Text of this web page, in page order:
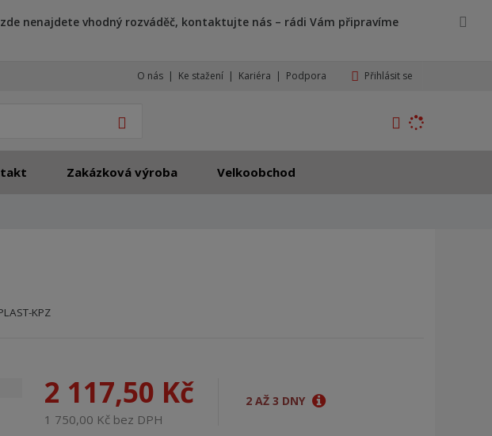
nenajdete vhodný rozváděč, kontaktujte nás – rádi Vám připravíme
O nás Ke stažení Kariéra Podpora Přihlásit se
l
e
Zakázková výroba Velkoobchod
8595208609435
8595208609435
KPZ
2 117,50 Kč
1 750,00 Kč bez DPH
2 AŽ 3 DNY